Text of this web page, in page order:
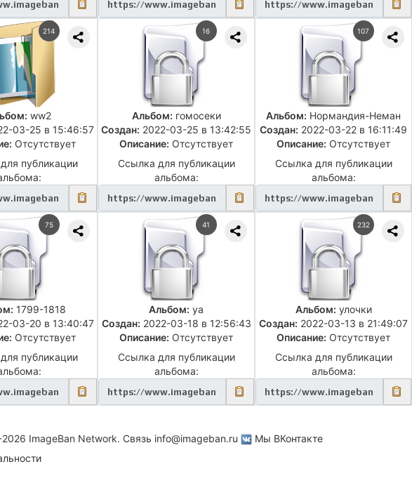
214
ww2
03-25 в 15:46:57
Отсутствует
публикации
16
Альбом: гомосеки
Создан: 2022-03-25 в 13:42:55
Описание: Отсутствует
Ссылка для публикации
альбома:
107
Альбом: Нормандия-Неман
Создан: 2022-03-22 в 16:11:49
Описание: Отсутствует
Ссылка для публикации
альбома:
75
1799-1818
03-20 в 13:40:47
Отсутствует
публикации
41
Альбом: ya
Создан: 2022-03-18 в 12:56:43
Описание: Отсутствует
Ссылка для публикации
альбома:
232
Альбом: улочки
Создан: 2022-03-13 в 21:49:07
Описание: Отсутствует
Ссылка для публикации
альбома:
ImageBan Network. Связь info@imageban.ru
Мы ВКонтакте